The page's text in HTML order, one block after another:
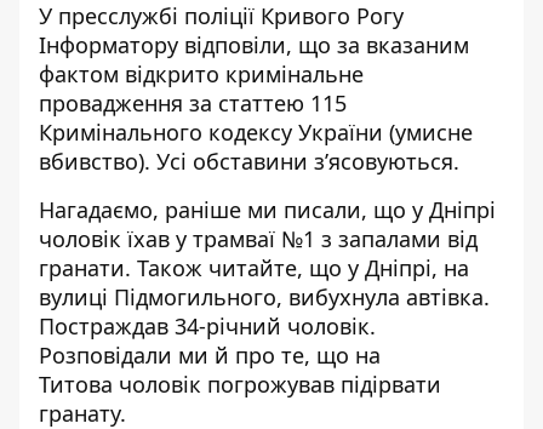
У пресслужбі поліції Кривого Рогу
Інформатору відповіли, що за вказаним
фактом відкрито кримінальне
провадження за статтею 115
Кримінального кодексу України (умисне
вбивство). Усі обставини з’ясовуються.
Нагадаємо, раніше ми писали, що у Дніпрі
чоловік їхав у трамваї №1 з запалами від
гранати. Також читайте, що у Дніпрі, на
вулиці Підмогильного, вибухнула автівка.
Постраждав 34-річний чоловік.
Розповідали ми й про те, що на
Титова чоловік погрожував підірвати
гранату.